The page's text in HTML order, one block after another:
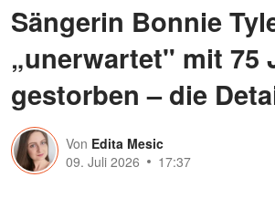
Sängerin Bonnie
„unerwartet" mit 75
gestorben – die
Von Edita Mesic
09. Juli 2026
17:37